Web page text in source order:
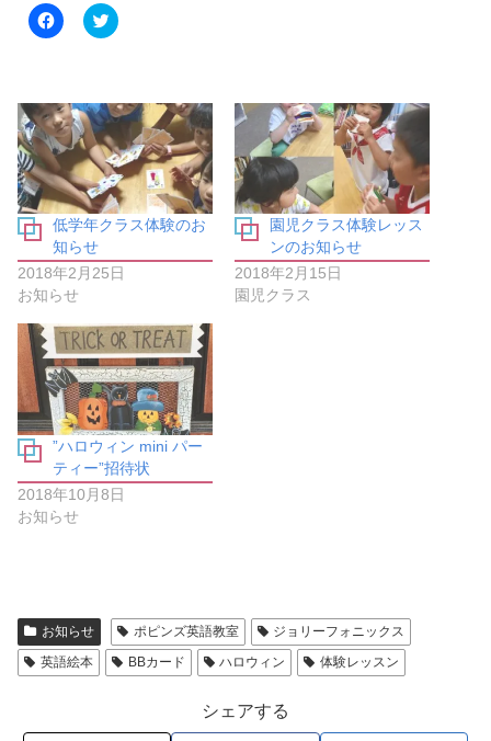
F
a
o
k
で
共
有
す
る
に
は
ク
リ
ッ
ク
し
て
だ
さ
い
(
新
し
い
ウ
ィ
ン
ド
ウ
で
開
き
ク
リ
T
w
t
t
e
r
で
共
有
新
し
ン
ド
ウ
で
開
き
す
)
低学年クラス体験のお
知らせ
2018年2月25日
お知らせ
園児クラス体験レッス
ンのお知らせ
2018年2月15日
園児クラス
”ハロウィン mini パー
ティー”招待状
2018年10月8日
お知らせ
お知らせ ポピンズ英語教室
ジョリーフォニックス
英語絵本
BBカード ハロウィン 体験レッスン
シェアする